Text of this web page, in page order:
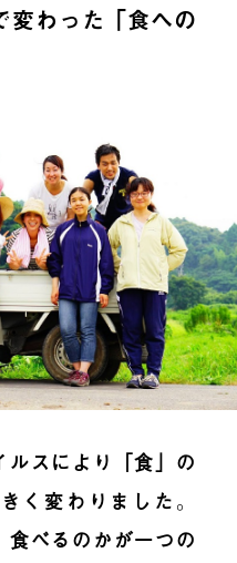
変わった「食への
ルスにより「食」の
く変わりました。
食べるのかが一つの